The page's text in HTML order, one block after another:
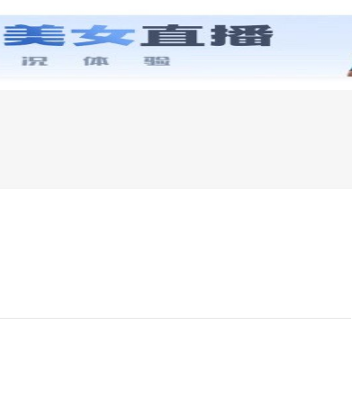
零基础学英语 小学英语 初中英语